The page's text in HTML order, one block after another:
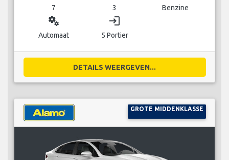
7 3 Benzine
miscellaneous_services
Automaat
login
5 Portier
DETAILS WEERGEVEN...
GROTE MIDDENKLASSE